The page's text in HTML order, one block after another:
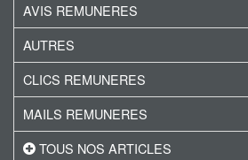
AVIS REMUNERES
AUTRES
CLICS REMUNERES
MAILS REMUNERES
TOUS NOS ARTICLES